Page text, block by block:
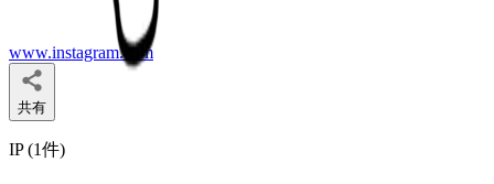
www.instagram.com
共有
IP (1件)